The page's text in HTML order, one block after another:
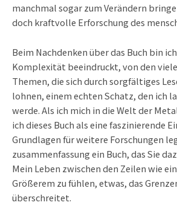
manchmal sogar zum Verändern
doch kraftvolle Erforschung des
Beim Nachdenken über das Buch bin
Komplexität beeindruckt, von den
Themen, die sich durch sorgfältiges
lohnen, einem echten Schatz, den ich
werde. Als ich mich in die Welt der
ich dieses Buch als eine faszinierende
Grundlagen für weitere Forschungen
zusammenfassung ein Buch, das Sie
Mein Leben zwischen den Zeilen wie
Größerem zu fühlen, etwas, das
überschreitet.